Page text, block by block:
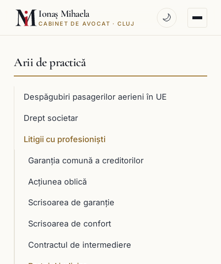
Ionaș Mihaela
CABINET DE AVOCAT · CLUJ
🌙
Arii de practică
Despăgubiri pasagerilor aerieni în UE
Drept societar
Litigii cu profesioniști
Garanţia comună a creditorilor
Acţiunea oblică
Scrisoarea de garanţie
Scrisoarea de confort
Contractul de intermediere